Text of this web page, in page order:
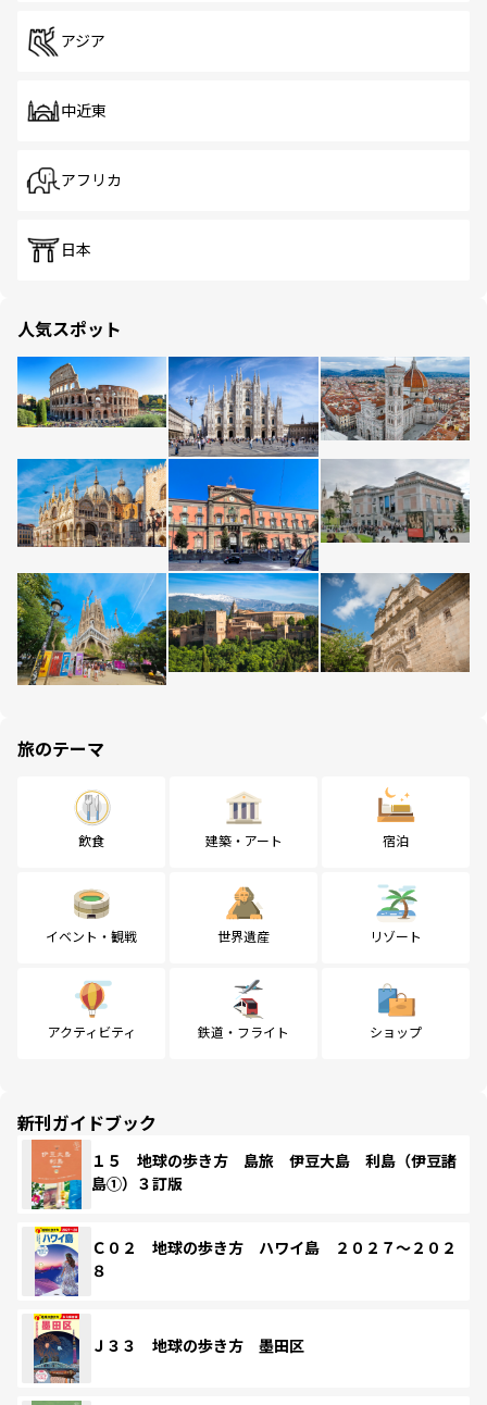
アジア
中近東
アフリカ
日本
人気スポット
旅のテーマ
飲食 建築・アート 宿泊
イベント・観戦 世界遺産 リゾート
アクティビティ 鉄道・フライト ショップ
新刊ガイドブック
１５ 地球の歩き方 島旅 伊豆大島 利島（伊豆諸
島①）３訂版
Ｃ０２ 地球の歩き方 ハワイ島 ２０２７～２０２
８
Ｊ３３ 地球の歩き方 墨田区